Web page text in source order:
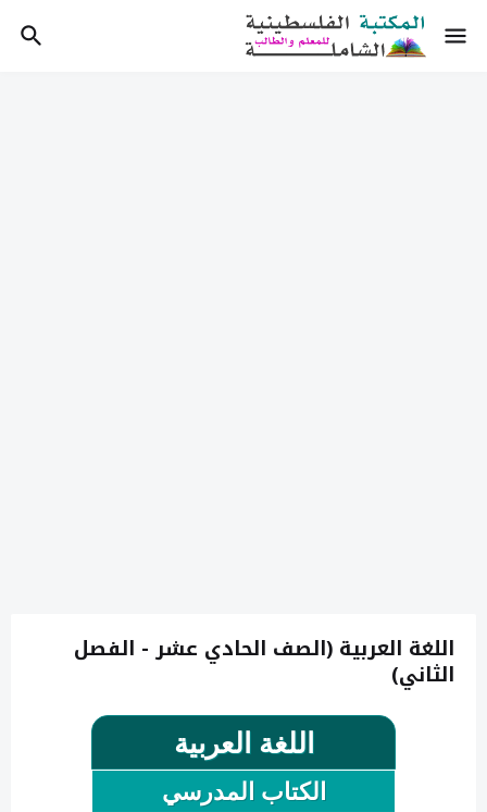
اللغة العربية (الصف الحادي عشر - الفصل
الثاني)
اللغة العربية
الكتاب المدرسي